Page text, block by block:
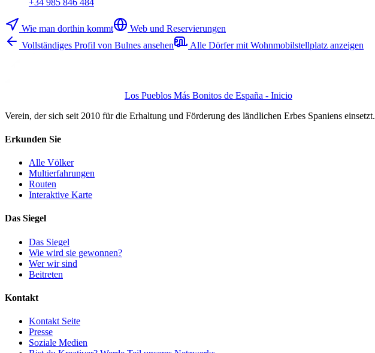
Wie man dorthin kommt
Web und Reservierungen
Vollständiges Profil von Bulnes ansehen
Alle Dörfer mit Wohnmobilstellplatz anzeigen
Los Pueblos Más Bonitos de España - Inicio
Verein, der sich seit 2010 für die Erhaltung und Förderung des ländlichen Erbes Spaniens einsetzt.
Erkunden Sie
Alle Völker
Multierfahrungen
Routen
Interaktive Karte
Das Siegel
Das Siegel
Wie wird sie gewonnen?
Wer wir sind
Beitreten
Kontakt
Kontakt Seite
Presse
Soziale Medien